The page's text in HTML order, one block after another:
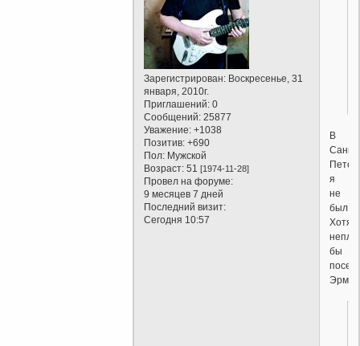
Зарегистрирован: Воскресенье, 31
января, 2010г.
Приглашений: 0
Сообщений: 25877
Уважение: +1038
Позитив: +690
Пол: Мужской
Возраст: 51[1974-11-28]
Провел на форуме:
9 месяцев 7 дней
Последний визит:
Сегодня 10:57
В
Санкт-
я
не
был.
Хотя
бы